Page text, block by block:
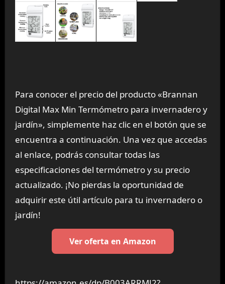
Para conocer el precio del producto «Brannan
Digital Max Min Termómetro para invernadero y
jardín», simplemente haz clic en el botón que se
encuentra a continuación. Una vez que accedas
al enlace, podrás consultar todas las
especificaciones del termómetro y su precio
actualizado. ¡No pierdas la oportunidad de
adquirir este útil artículo para tu invernadero o
jardín!
Ver oferta en Amazon